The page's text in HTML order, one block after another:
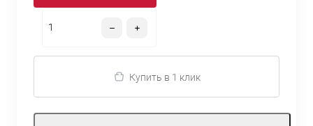
Купить в 1 клик